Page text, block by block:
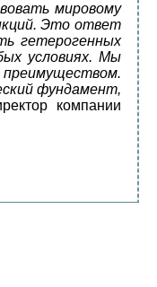
мировому
Это ответ
гетерогенных
условиях. Мы
фундамент,
компании